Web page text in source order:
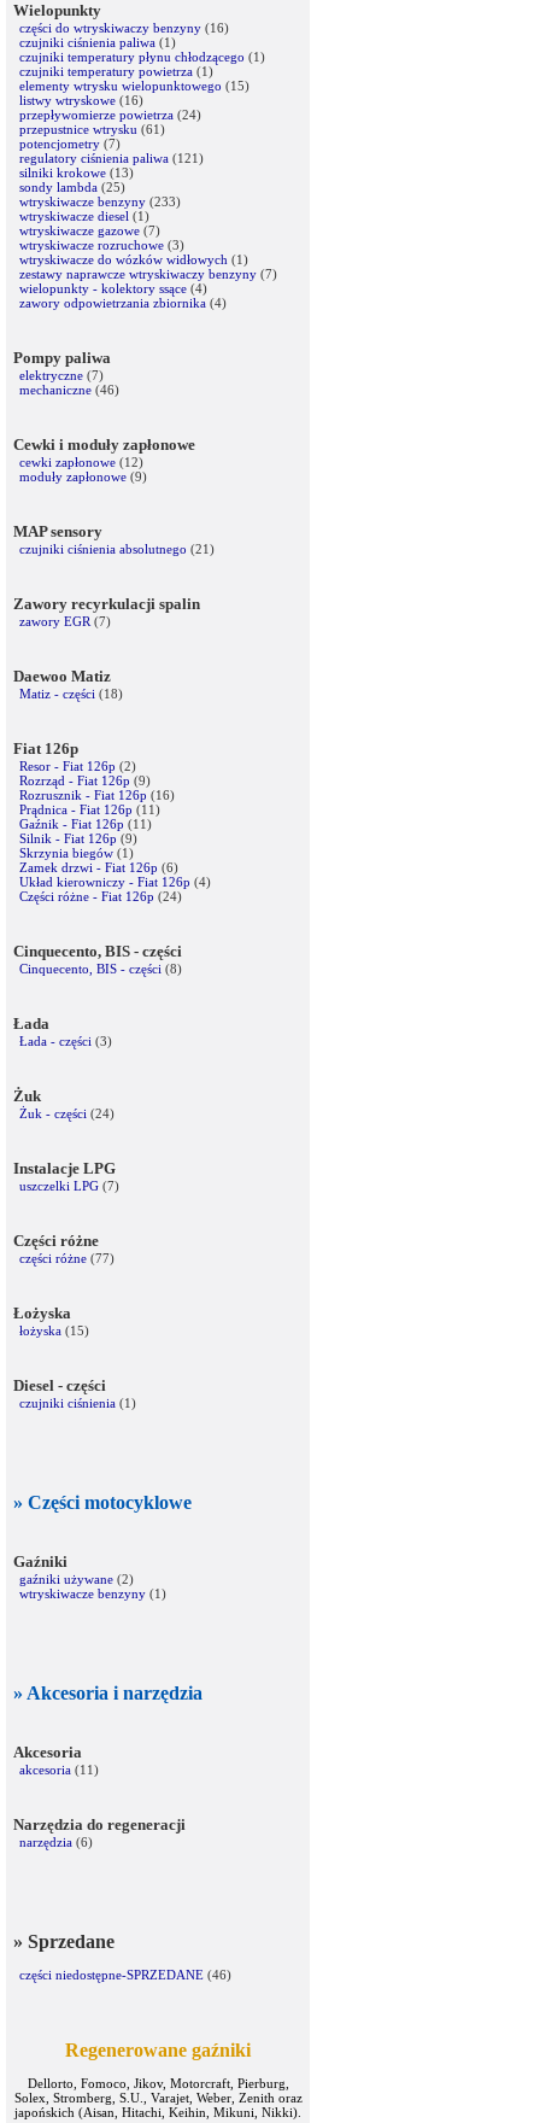
Wielopunkty
części do wtryskiwaczy benzyny (16)
czujniki ciśnienia paliwa (1)
czujniki temperatury płynu chłodzącego (1)
czujniki temperatury powietrza (1)
elementy wtrysku wielopunktowego (15)
listwy wtryskowe (16)
przepływomierze powietrza (24)
przepustnice wtrysku (61)
potencjometry (7)
regulatory ciśnienia paliwa (121)
silniki krokowe (13)
sondy lambda (25)
wtryskiwacze benzyny (233)
wtryskiwacze diesel (1)
wtryskiwacze gazowe (7)
wtryskiwacze rozruchowe (3)
wtryskiwacze do wózków widłowych (1)
zestawy naprawcze wtryskiwaczy benzyny (7)
wielopunkty - kolektory ssące (4)
zawory odpowietrzania zbiornika (4)
Pompy paliwa
elektryczne (7)
mechaniczne (46)
Cewki i moduły zapłonowe
cewki zapłonowe (12)
moduły zapłonowe (9)
MAP sensory
czujniki ciśnienia absolutnego (21)
Zawory recyrkulacji spalin
zawory EGR (7)
Daewoo Matiz
Matiz - części (18)
Fiat 126p
Resor - Fiat 126p (2)
Rozrząd - Fiat 126p (9)
Rozrusznik - Fiat 126p (16)
Prądnica - Fiat 126p (11)
Gaźnik - Fiat 126p (11)
Silnik - Fiat 126p (9)
Skrzynia biegów (1)
Zamek drzwi - Fiat 126p (6)
Układ kierowniczy - Fiat 126p (4)
Części różne - Fiat 126p (24)
Cinquecento, BIS - części
Cinquecento, BIS - części (8)
Łada
Łada - części (3)
Żuk
Żuk - części (24)
Instalacje LPG
uszczelki LPG (7)
Części różne
części różne (77)
Łożyska
łożyska (15)
Diesel - części
czujniki ciśnienia (1)
» Części motocyklowe
Gaźniki
gaźniki używane (2)
wtryskiwacze benzyny (1)
» Akcesoria i narzędzia
Akcesoria
akcesoria (11)
Narzędzia do regeneracji
narzędzia (6)
» Sprzedane
części niedostępne-SPRZEDANE (46)
Regenerowane gaźniki
Dellorto, Fomoco, Jikov, Motorcraft, Pierburg,
Solex, Stromberg, S.U., Varajet, Weber, Zenith oraz
japońskich (Aisan, Hitachi, Keihin, Mikuni, Nikki).